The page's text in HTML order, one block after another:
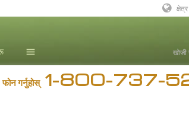
समाचार
खोजी
Deutsch
फोन गर्नुहोस् 1-800-737-